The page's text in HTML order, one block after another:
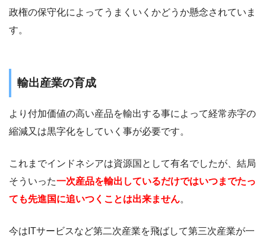
政権の保守化によってうまくいくかどうか懸念されていま
す。
輸出産業の育成
より付加価値の高い産品を輸出する事によって経常赤字の
縮減又は黒字化をしていく事が必要です。
これまでインドネシアは資源国として有名でしたが、結局
そういった一次産品を輸出しているだけではいつまでたっ
ても先進国に追いつくことは出来ません。
今はITサービスなど第二次産業を飛ばして第三次産業が一